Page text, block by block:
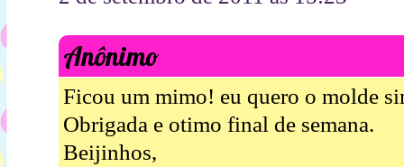
Anônimo
Ficou um mimo! eu quero o molde
Obrigada e otimo final de semana.
Beijinhos,